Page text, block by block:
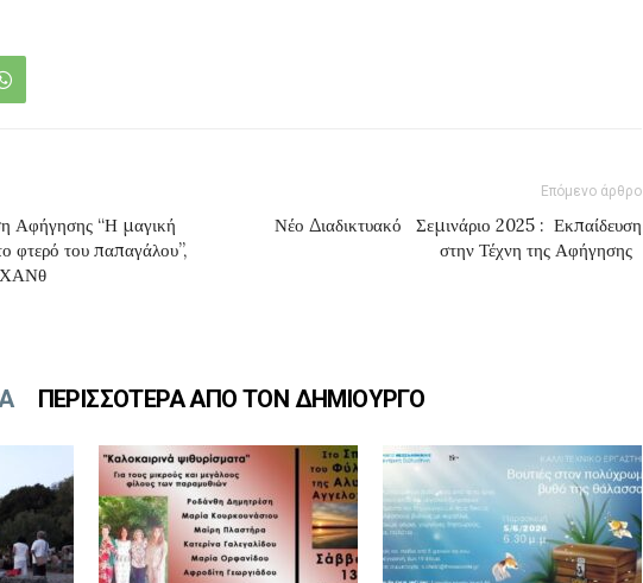
Αφήγησης “Η μαγική
φτερό του παπαγάλου”,
ΧΑΝθ
Επόμενο άρθρο
Νέο Διαδικτυακό Σεμινάριο 2025 : Εκπαίδευση
στην Τέχνη της Αφήγησης
ΠΕΡΙΣΣΟΤΕΡΑ ΑΠΟ ΤΟΝ ΔΗΜΙΟΥΡΓΟ